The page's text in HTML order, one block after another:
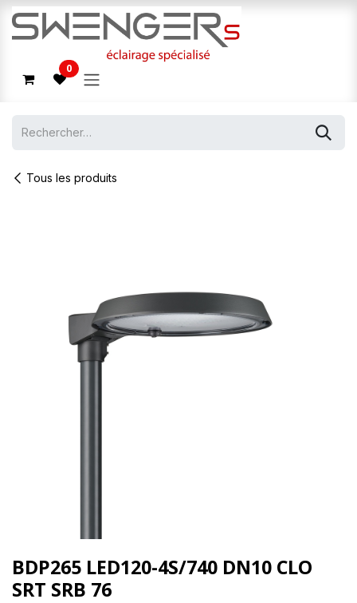
Se rendre au contenu
0
Tous les produits
BDP265 LED120-4S/740 DN10 CLO
SRT SRB 76